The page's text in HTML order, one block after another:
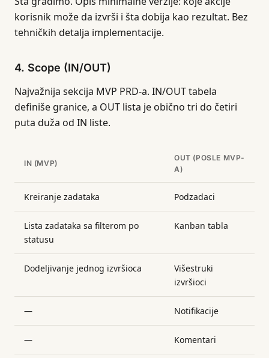
korisnik može da izvrši i šta dobija kao rezultat. Bez
tehničkih detalja implementacije.
4. Scope (IN/OUT)
Najvažnija sekcija MVP PRD-a. IN/OUT tabela
definiše granice, a OUT lista je obično tri do četiri
puta duža od IN liste.
IN (MVP)
OUT (POSLE MVP-
A)
Kreiranje zadataka Podzadaci
Lista zadataka sa filterom po
statusu
Kanban tabla
Dodeljivanje jednog izvršioca
Višestruki
izvršioci
— Notifikacije
— Komentari